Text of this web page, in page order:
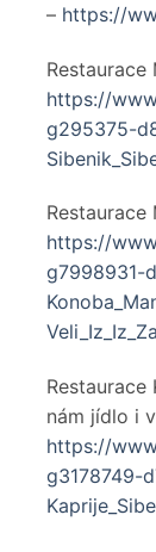
– https://
https://
g295375-
Restaurace
https://
g7998931-
nám jídlo i
https://
g3178749-